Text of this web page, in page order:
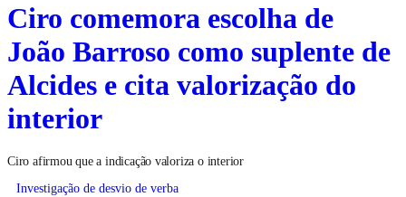
Ciro comemora escolha de
João Barroso como suplente de
Alcides e cita valorização do
interior
Ciro afirmou que a indicação valoriza o interior
Investigação de desvio de verba